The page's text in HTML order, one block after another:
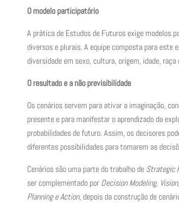
O modelo participatório
A prática de Estudos de Futuros exige modelos
diversos e plurais. A equipe composta para este
diversidade em sexo, cultura, origem, idade,
O resultado e a não previsibilidade
Os cenários servem para ativar a imaginação,
presente e para manifestar o aprendizado da
probabilidades de futuro. Assim, os decisores
diferentes possibilidades para tomarem as
Cenários são uma parte do trabalho de Strategic
ser complementado por Decision Modeling,
Planning e Action, depois da construção de